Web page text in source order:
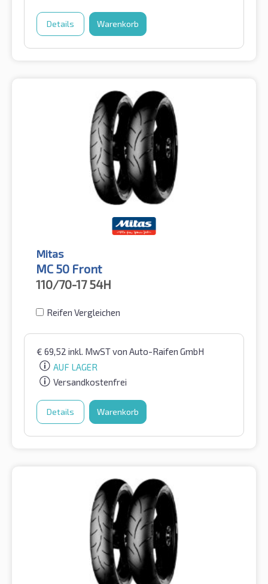
Details Warenkorb
Mitas
MC 50 Front
110/70-17 54H
Reifen Vergleichen
€ 69,52 inkl. MwSTvon Auto-Raifen GmbH
AUF LAGER
Versandkostenfrei
Details Warenkorb